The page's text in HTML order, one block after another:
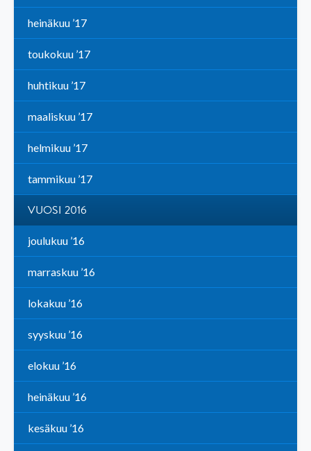
heinäkuu ’17
toukokuu ’17
huhtikuu ’17
maaliskuu ’17
helmikuu ’17
tammikuu ’17
VUOSI 2016
joulukuu ’16
marraskuu ’16
lokakuu ’16
syyskuu ’16
elokuu ’16
heinäkuu ’16
kesäkuu ’16